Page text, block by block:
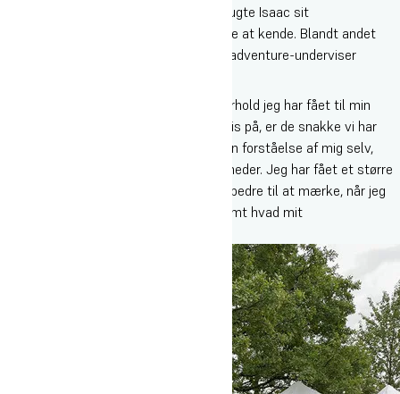
, brugte Isaac sit
højskoleophold på at lære sig selv bedre at kende. Blandt andet
gennem mange, lange snakke med sin adventure-underviser
”Det har overrasket mig, hvor tæt et forhold jeg har fået til min
underviser, hvor det jeg sætter mest pris på, er de snakke vi har
udenom alt det faglige. Som fx min egen forståelse af mig selv,
kærlighed, fremtidsdrømme og usikkerheder. Jeg har fået et større
kendskab til mine følelser og er blevet bedre til at mærke, når jeg
bliver sur, frustreret eller ked af det, samt hvad mit